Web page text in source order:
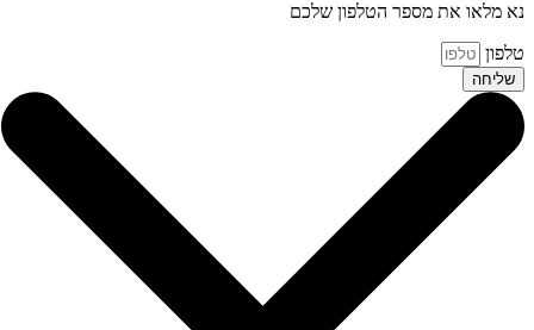
נא מלאו את מספר הטלפון שלכם
טלפון
שליחה